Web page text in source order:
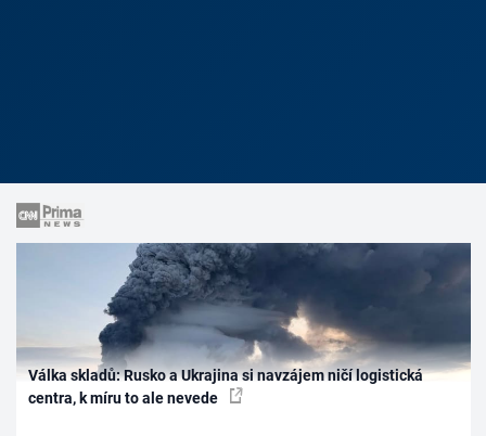
Válka skladů: Rusko a Ukrajina si navzájem ničí logistická
centra, k míru to ale nevede